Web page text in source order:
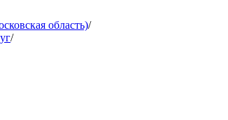
область)/
/